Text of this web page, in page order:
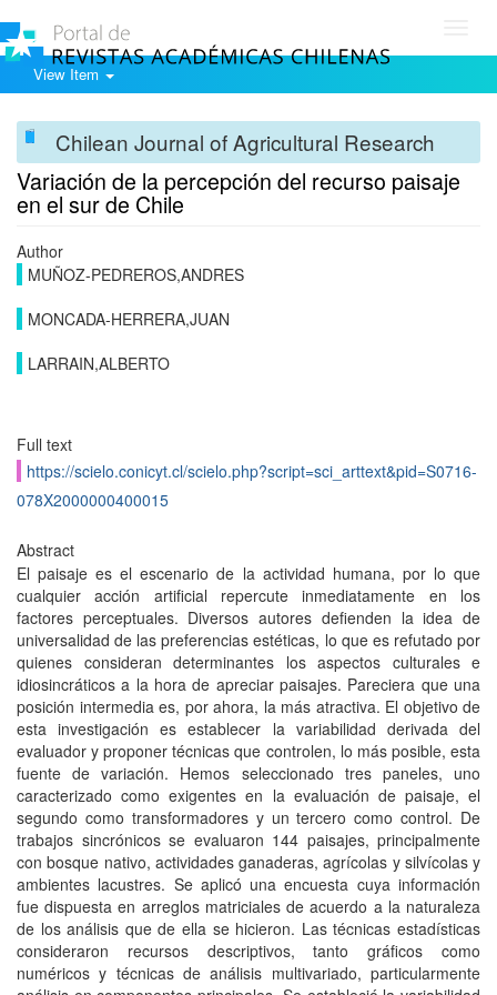
View Item
Chilean Journal of Agricultural Research
Variación de la percepción del recurso paisaje
en el sur de Chile
Author
MUÑOZ-PEDREROS,ANDRES
MONCADA-HERRERA,JUAN
LARRAIN,ALBERTO
Full text
https://scielo.conicyt.cl/scielo.php?script=sci_arttext&pid=S0716-
078X2000000400015
Abstract
El paisaje es el escenario de la actividad humana, por lo que
cualquier acción artificial repercute inmediatamente en los
factores perceptuales. Diversos autores defienden la idea de
universalidad de las preferencias estéticas, lo que es refutado por
quienes consideran determinantes los aspectos culturales e
idiosincráticos a la hora de apreciar paisajes. Pareciera que una
posición intermedia es, por ahora, la más atractiva. El objetivo de
esta investigación es establecer la variabilidad derivada del
evaluador y proponer técnicas que controlen, lo más posible, esta
fuente de variación. Hemos seleccionado tres paneles, uno
caracterizado como exigentes en la evaluación de paisaje, el
segundo como transformadores y un tercero como control. De
trabajos sincrónicos se evaluaron 144 paisajes, principalmente
con bosque nativo, actividades ganaderas, agrícolas y silvícolas y
ambientes lacustres. Se aplicó una encuesta cuya información
fue dispuesta en arreglos matriciales de acuerdo a la naturaleza
de los análisis que de ella se hicieron. Las técnicas estadísticas
consideraron recursos descriptivos, tanto gráficos como
numéricos y técnicas de análisis multivariado, particularmente